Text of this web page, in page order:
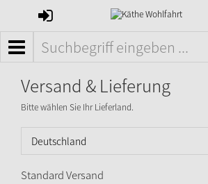
ANMELDEN
MENÜ
Versand & Lieferung
Bitte wählen Sie Ihr Lieferland.
Standard Versand